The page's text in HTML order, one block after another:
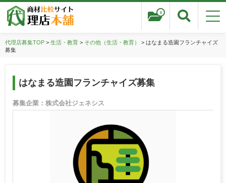
0
代理店募集TOP> 生活・教育> その他（生活・教育）
> はなまる造園フランチャイズ
募集
はなまる造園フランチャイズ募集
募集企業：株式会社ジェネシス